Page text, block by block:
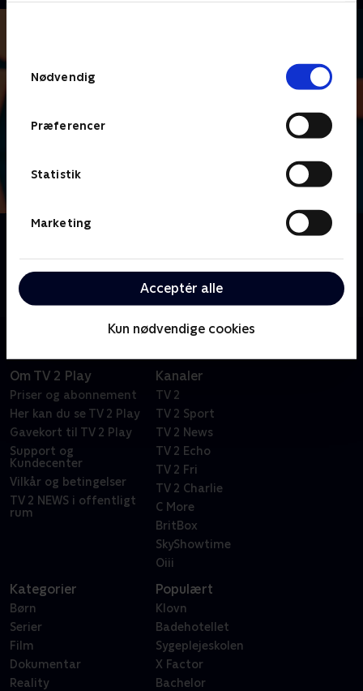
Nødvendig
Præferencer
Statistik
Marketing
Acceptér alle
Kun nødvendige cookies
uvaner, når vi byder velkommen til livsstilsquizzen
'Lige i skabet'.
Om TV 2 Play
Priser og abonnement
Her kan du se TV 2 Play
Gavekort til TV 2 Play
Support og
Kundecenter
Vilkår og betingelser
TV 2 NEWS i offentligt
rum
Kanaler
TV 2
TV 2 Sport
TV 2 News
TV 2 Echo
TV 2 Fri
TV 2 Charlie
C More
BritBox
SkyShowtime
Oiii
Kategorier
Børn
Serier
Film
Dokumentar
Reality
Populært
Klovn
Badehotellet
Sygeplejeskolen
X Factor
Bachelor